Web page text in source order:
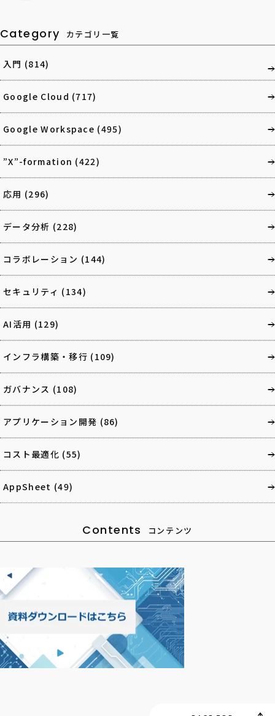
Category カテゴリ一覧
入門 (814)
Google Cloud (717)
Google Workspace (495)
”X”-formation (422)
応用 (296)
データ分析 (228)
コラボレーション (144)
セキュリティ (134)
AI活用 (129)
インフラ構築・移行 (109)
ガバナンス (108)
アプリケーション開発 (86)
コスト最適化 (55)
AppSheet (49)
Contents コンテンツ